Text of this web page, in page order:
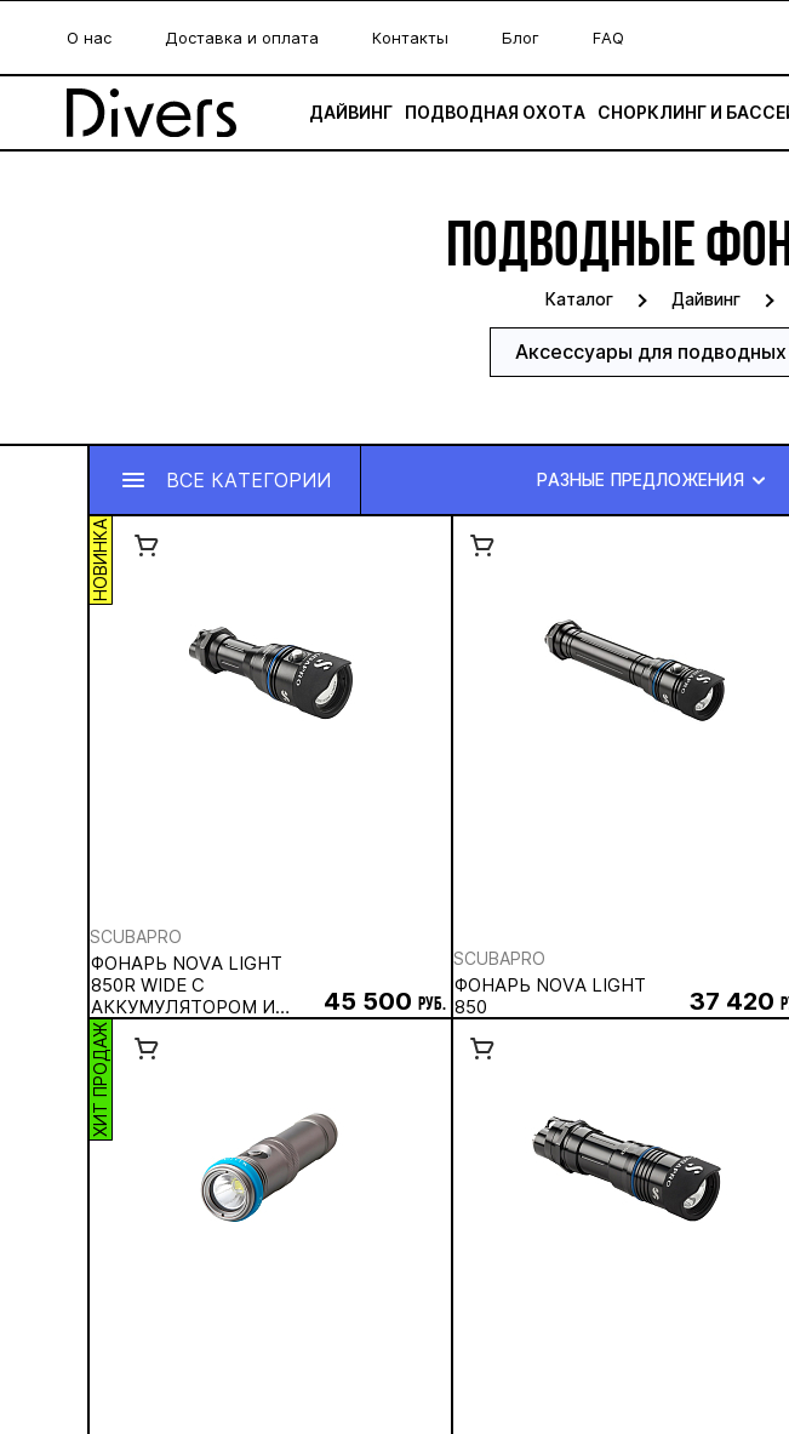
О нас Доставка и оплата Контакты Блог FAQ
ДАЙВИНГ ПОДВОДНАЯ ОХОТА СНОРКЛИНГ И
ПОДВОДНЫЕ
Каталог Дайвинг
Аксессуары для
ВСЕ КАТЕГОРИИ РАЗНЫЕ ПРЕДЛОЖЕНИЯ
НОВИНКА
SCUBAPRO
ФОНАРЬ NOVA LIGHT
850R WIDE С
АККУМУЛЯТОРОМ И
ЗАРЯДНЫМ
УСТРОЙСТВОМ
45 500 руб.
SCUBAPRO
ФОНАРЬ NOVA LIGHT
850
37 420
ХИТ ПРОДАЖ